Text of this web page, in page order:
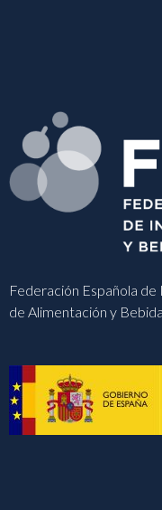
Federación Española de
de Alimentación y